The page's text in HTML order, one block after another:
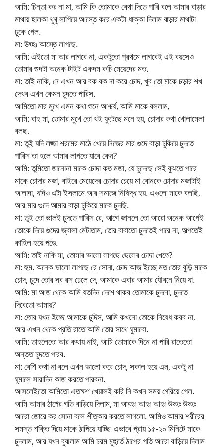
আমি: চিন্তা কর না মা, আমি কি তোমাকে বেথা দিতে পারি বলে আমার বাড়ার
মাথায় হালকা থুথু লাগিয়ে আস্তে করে একটা ধাক্কা দিলাম বাড়ার মাথাটা
ঢুকে গেল.
মা: উহ্হঃ আস্তে লাগছে.
আমি: এইতো মা আর লাগবে না, একটুতো প্রথমে লাগবেই এই বয়সেও
তোমার গুদটা অনেক টাইট একদম কচি মেয়েদের মত.
মা: তাই নাকি, নে এখন আর বক বক না করে চোদ, খুব তো মাকে চড়ার শখ
দেখব এখন কেমন চুদতে পারিস.
আমিতো মার মুখে এমন কথা শুনে আশ্চর্য, আমি মাকে বললাম,
আমি: বাহ মা, তোমার মুখে তো খই ফুটেছে মনে হয়, চোদার কথা খোলামেলা
বলছ.
মা: তুই যদি লজ্জা শরমের মাঠে খেয়ে নিজের মার গুদে বাড়া ঢুকিয়ে চুদতে
পারিস তা হলে আমার লাগতে যাবে কেন?
আমি: তুমিতো জানোনা মাকে চোদা কত মজা, যে চুদেছে সেই বুঝতে পারে
মাকে চোদার মজা, বাইরে মেয়েদের চোদার চেয়ে মা বোনকে চোদার মজাটাই
আলাদা, যদিও এটা ইসলামে আর সমাজে নিষিদ্ধ হয়. এগুলো মাকে বলছি,
আর মার গুদে আমার বাড়া ঢুকিয়ে মাকে চুদছি.
মা: তুই তো ভালই চুদতে পারিস রে, আগে জানলে তো আরো অনেক আগেই
তোকে দিয়ে গুদের জ্বালা মেটাতাম, তোর বাবাতো চুদতেই পারে না, অল্পতেই
কাহিল হয়ে পড়ে.
আমি: তাই নাকি মা, তোমার ভালো লাগছে ছেলের চোদা খেতে?
মা: হুম. অনেক ভালো লাগছে রে সোনা, চোদ আজ ইচ্ছে মত তোর বুড়ি মাকে
চোদ, চুদে তোর সব রস ঢেলে দে, আমাকে এবার আমার যৌবনে নিয়ে যা.
আমি: মা আজ থেকে আমি যতদিন দেশে থাকব তোমাকে চুদবো, চুদতে
দিবেতো আমায়?
মা: তোর যখন ইচ্ছে আমাকে চুদিস, আমি কখনো তোকে নিষেধ করব না,
আর এখন থেকে প্রতি রাতে আমি তোর সাথে ঘুমাবো.
আমি: তাহলেতো আর কথায় নাই, আমি তোমাকে দিনে না পারি রাতেতো
অন্তত চুদতে পারব.
মা: বেশি কথা না বলে এখন ভালো করে চোদ, সকাল হয়ে এল, একটু না
ঘুমালে সারাদিন কাজ করতে পারবনা.
আসলেইতো আমিতো এতক্ষণ খেয়ালই করি নি কখন সময় পেরিয়ে গেল.
আমি আমার ঠাপের গতি বাড়িয়ে দিলাম, মা আহ্হঃ আহঃ আহঃ উহ্হঃ উহ্হঃ
আরো জোরে কর সোনা বলে শীত্কার করতে লাগলো. আমিও আমার শরীরের
সমস্ত শক্তি দিয়ে মাকে ঠাপিয়ে যাচ্ছি. এভাবে প্রায় ১৫-২০ মিনিটে মাকে
চুদলাম, আর যখন বুঝলাম আমি চরম মুহুর্তে ঠাপের গতি আরো বাড়িয়ে দিলাম